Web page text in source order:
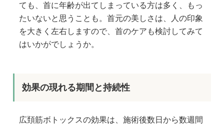
ても、首に年齢が出てしまっている方は多く、もっ
たいないと思うことも。首元の美しさは、人の印象
を大きく左右しますので、首のケアも検討してみて
はいかがでしょうか。
効果の現れる期間と持続性
広頚筋ボトックスの効果は、施術後数日から数週間